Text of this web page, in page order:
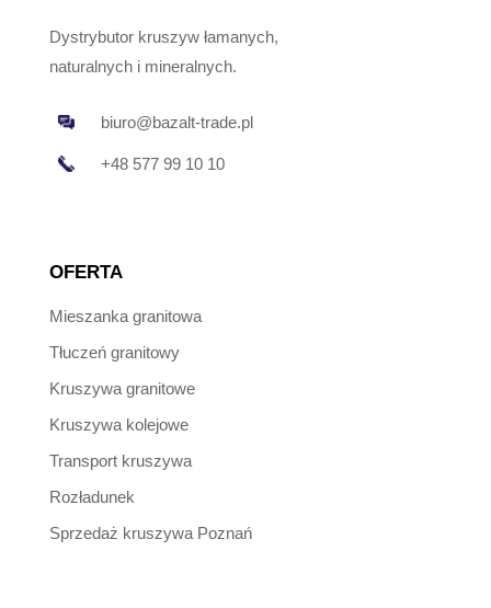
Dystrybutor kruszyw łamanych,
naturalnych i mineralnych.
biuro@bazalt-trade.pl
+48 577 99 10 10
OFERTA
Mieszanka granitowa
Tłuczeń granitowy
Kruszywa granitowe
Kruszywa kolejowe
Transport kruszywa
Rozładunek
Sprzedaż kruszywa Poznań